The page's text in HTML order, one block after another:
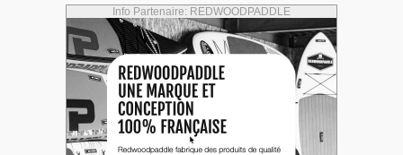
Info Partenaire: REDWOODPADDLE